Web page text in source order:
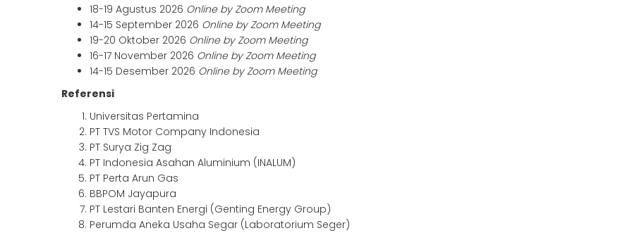
18-19 Agustus 2026 Online by Zoom Meeting
14-15 September 2026 Online by Zoom Meeting
19-20 Oktober 2026 Online by Zoom Meeting
16-17 November 2026 Online by Zoom Meeting
14-15 Desember 2026 Online by Zoom Meeting
Referensi
Universitas Pertamina
PT TVS Motor Company Indonesia
PT Surya Zig Zag
PT Indonesia Asahan Aluminium (INALUM)
PT Perta Arun Gas
BBPOM Jayapura
PT Lestari Banten Energi (Genting Energy Group)
Perumda Aneka Usaha Segar (Laboratorium Seger)